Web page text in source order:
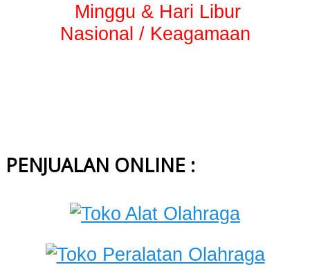
Minggu & Hari Libur
Nasional / Keagamaan
PENJUALAN ONLINE :